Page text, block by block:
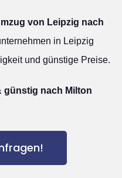
von Leipzig nach
in Leipzig
und günstige Preise.
günstig nach Milton